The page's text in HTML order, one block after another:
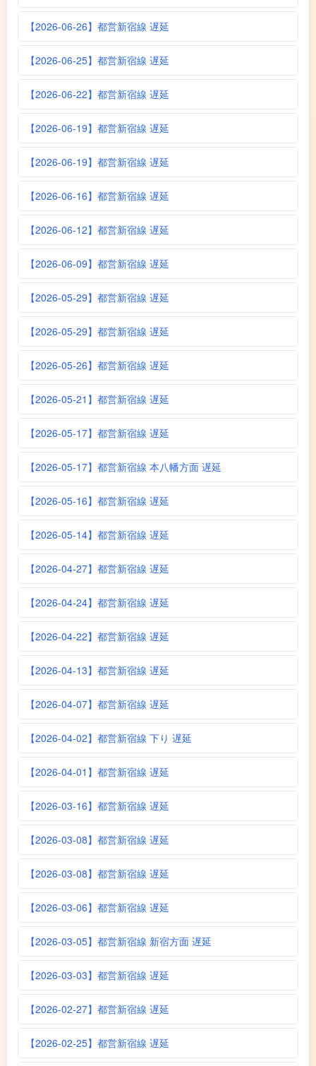
【2026-06-26】都営新宿線 遅延
【2026-06-25】都営新宿線 遅延
【2026-06-22】都営新宿線 遅延
【2026-06-19】都営新宿線 遅延
【2026-06-19】都営新宿線 遅延
【2026-06-16】都営新宿線 遅延
【2026-06-12】都営新宿線 遅延
【2026-06-09】都営新宿線 遅延
【2026-05-29】都営新宿線 遅延
【2026-05-29】都営新宿線 遅延
【2026-05-26】都営新宿線 遅延
【2026-05-21】都営新宿線 遅延
【2026-05-17】都営新宿線 遅延
【2026-05-17】都営新宿線 本八幡方面 遅延
【2026-05-16】都営新宿線 遅延
【2026-05-14】都営新宿線 遅延
【2026-04-27】都営新宿線 遅延
【2026-04-24】都営新宿線 遅延
【2026-04-22】都営新宿線 遅延
【2026-04-13】都営新宿線 遅延
【2026-04-07】都営新宿線 遅延
【2026-04-02】都営新宿線 下り 遅延
【2026-04-01】都営新宿線 遅延
【2026-03-16】都営新宿線 遅延
【2026-03-08】都営新宿線 遅延
【2026-03-08】都営新宿線 遅延
【2026-03-06】都営新宿線 遅延
【2026-03-05】都営新宿線 新宿方面 遅延
【2026-03-03】都営新宿線 遅延
【2026-02-27】都営新宿線 遅延
【2026-02-25】都営新宿線 遅延